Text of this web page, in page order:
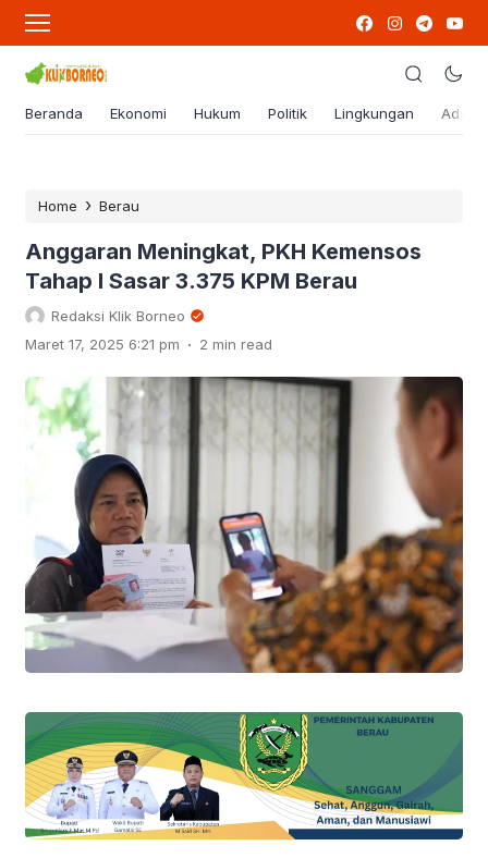
Beranda Ekonomi Hukum Politik Lingkungan
Home › Berau
Anggaran Meningkat, PKH Kemensos
Tahap I Sasar 3.375 KPM Berau
Redaksi Klik Borneo
Maret 17, 2025 6:21 pm . 2 min read